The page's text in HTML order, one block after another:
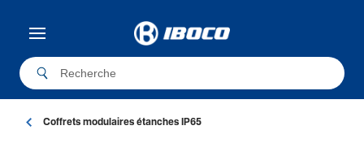
Coffrets modu­laires étanches IP65